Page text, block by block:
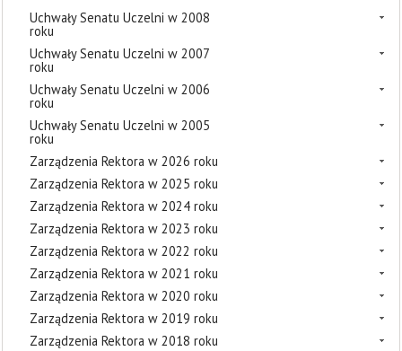
Uchwały Senatu Uczelni w 2008
roku
Uchwały Senatu Uczelni w 2007
roku
Uchwały Senatu Uczelni w 2006
roku
Uchwały Senatu Uczelni w 2005
roku
Zarządzenia Rektora w 2026 roku
Zarządzenia Rektora w 2025 roku
Zarządzenia Rektora w 2024 roku
Zarządzenia Rektora w 2023 roku
Zarządzenia Rektora w 2022 roku
Zarządzenia Rektora w 2021 roku
Zarządzenia Rektora w 2020 roku
Zarządzenia Rektora w 2019 roku
Zarządzenia Rektora w 2018 roku